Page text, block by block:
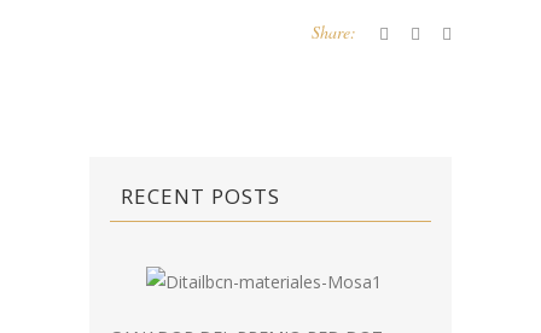
Share:
RECENT POSTS